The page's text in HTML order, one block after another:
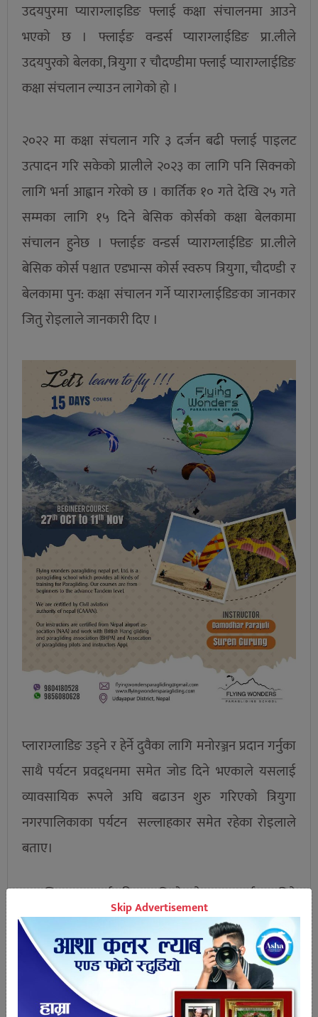
उदयपुरमा प्याराग्लाइडिङ फ्लाई कक्षा संचालनमा आउने
भएको छ । फ्लाईङ वन्डर्स प्याराग्लाईडिङ प्रा.लीले
उदयपुरको बेलका, त्रियुगा र चौदण्डीमा फ्लाई प्याराग्लाईडिङ
कक्षा संचलान ल्याउन लागेको हो ।
२०२२ मा कक्षा संचलान गरि ३ दर्जन बढी फ्लाई पाइलट
उत्पादन गरि सकेको प्रालीले २०२३ का लागि पनि सिक्नको
लागि भर्ना आह्वान गरेको छ । कार्तिक १० गते देखि २५ गते
सम्मका लागि १५ दिने बेसिक कोर्सको कक्षा बेलकामा
संचालन हुनेछ । फ्लाईङ वन्डर्स प्याराग्लाईडिङ प्रा.लीले
बेसिक कोर्स पश्चात एडभान्स कोर्स स्वरुप त्रियुगा, चौदण्डी र
बेलकामा पुन: कक्षा संचालन गर्ने प्याराग्लाईडिङका जानकार
जितु रोइलाले जानकारी दिए ।
प्लाराग्लाडिङ उड्ने र हेर्ने दुवैका लागि मनोरञ्जन प्रदान गर्नुका
साथै पर्यटन प्रवद्र्धनमा समेत जोड दिने भएकाले यसलाई
व्यावसायिक रूपले अघि बढाउन शुरु गरिएको त्रियुगा
नगरपालिकाका पर्यटन सल्लाहकार समेत रहेका रोइलाले
बताए।
साहासिक र पर्यटकीय दृष्टिकोणले महत्वपूर्ण मानिने
प्याराग्लाईडिङका लागि उदयपुरमा राम्रो सम्भावना देखिएको
छ । पर्यटन प्रबर्द्धनलाई प्राथमिकतामा राखेर उत्पादन र
रोजगारी सृजना गर्ने उदेश्यले साहासिक खेल
प्याराग्लाईडिङमा नगरपालिकाले चासो दिएर लगानी गर्ने
Skip Advertisement